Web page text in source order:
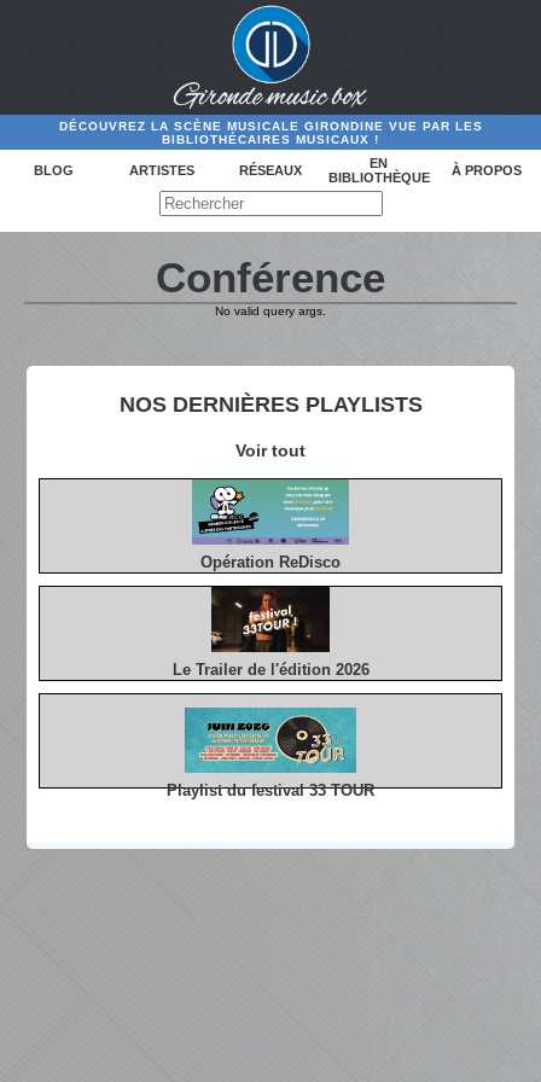
DÉCOUVREZ LA SCÈNE MUSICALE GIRONDINE VUE PAR LES
BIBLIOTHÉCAIRES MUSICAUX !
BLOG ARTISTES RÉSEAUX
EN
BIBLIOTHÈQUE
À PROPOS
NOS DERNIÈRES PLAYLISTS
Voir tout
Opération ReDisco
Le Trailer de l'édition 2026
Playlist du festival 33 TOUR
Conférence
No valid query args.